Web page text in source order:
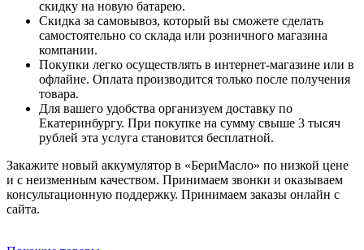
скидку на новую батарею.
Скидка за самовывоз, который вы сможете сделать
самостоятельно со склада или розничного магазина
компании.
Покупки легко осуществлять в интернет-магазине или в
офлайне. Оплата производится только после получения
товара.
Для вашего удобства организуем доставку по
Екатеринбургу. При покупке на сумму свыше 3 тысяч
рублей эта услуга становится бесплатной.
Закажите новый аккумулятор в «БериМасло» по низкой цене
и с неизменным качеством. Принимаем звонки и оказываем
консультационную поддержку. Принимаем заказы онлайн с
сайта.